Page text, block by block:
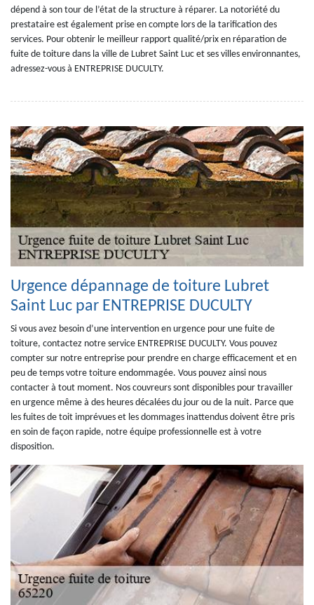
dépend à son tour de l’état de la structure à réparer. La notoriété du
prestataire est également prise en compte lors de la tarification des
services. Pour obtenir le meilleur rapport qualité/prix en réparation de
fuite de toiture dans la ville de Lubret Saint Luc et ses villes environnantes,
adressez-vous à ENTREPRISE DUCULTY.
Urgence dépannage de toiture Lubret
Saint Luc par ENTREPRISE DUCULTY
Si vous avez besoin d’une intervention en urgence pour une fuite de
toiture, contactez notre service ENTREPRISE DUCULTY. Vous pouvez
compter sur notre entreprise pour prendre en charge efficacement et en
peu de temps votre toiture endommagée. Vous pouvez ainsi nous
contacter à tout moment. Nos couvreurs sont disponibles pour travailler
en urgence même à des heures décalées du jour ou de la nuit. Parce que
les fuites de toit imprévues et les dommages inattendus doivent être pris
en soin de façon rapide, notre équipe professionnelle est à votre
disposition.